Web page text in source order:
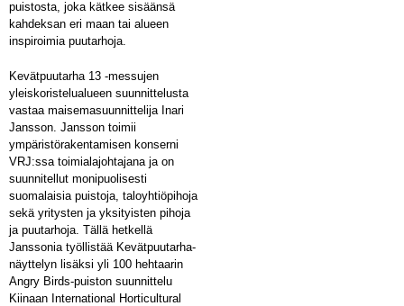
puistosta, joka kätkee sisäänsä
kahdeksan eri maan tai alueen
inspiroimia puutarhoja.
Kevätpuutarha 13 -messujen
yleiskoristelualueen suunnittelusta
vastaa maisemasuunnittelija Inari
Jansson. Jansson toimii
ympäristörakentamisen konserni
VRJ:ssa toimialajohtajana ja on
suunnitellut monipuolisesti
suomalaisia puistoja, taloyhtiöpihoja
sekä yritysten ja yksityisten pihoja
ja puutarhoja. Tällä hetkellä
Janssonia työllistää Kevätpuutarha-
näyttelyn lisäksi yli 100 hehtaarin
Angry Birds-puiston suunnittelu
Kiinaan International Horticultural